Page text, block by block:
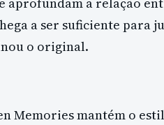
a ser suficiente para
o original.
Memories mantém o